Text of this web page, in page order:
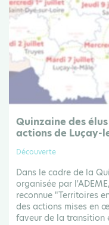
Quinzaine des
actions de Luçay-
Découverte
Dans le cadre de la
organisée par
reconnue "Territoires
des actions mises en
faveur de la transition